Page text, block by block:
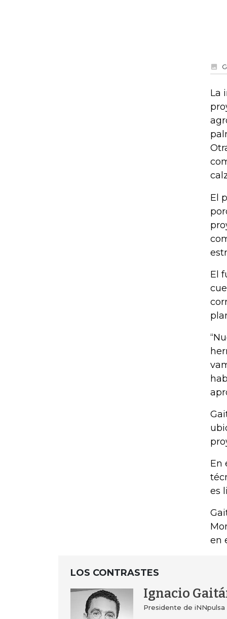
La
El
El
En
es
en
LOS CONTRASTES
Ignacio
Presidente de iNNpulsa